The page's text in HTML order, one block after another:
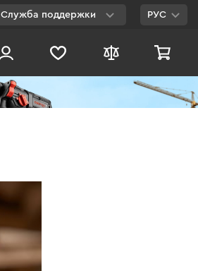
Служба поддержки
Украине
РУС